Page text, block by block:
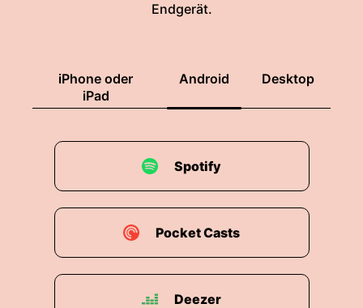
Endgerät.
iPhone oder
iPad
Android Desktop
Spotify
Pocket Casts
Deezer